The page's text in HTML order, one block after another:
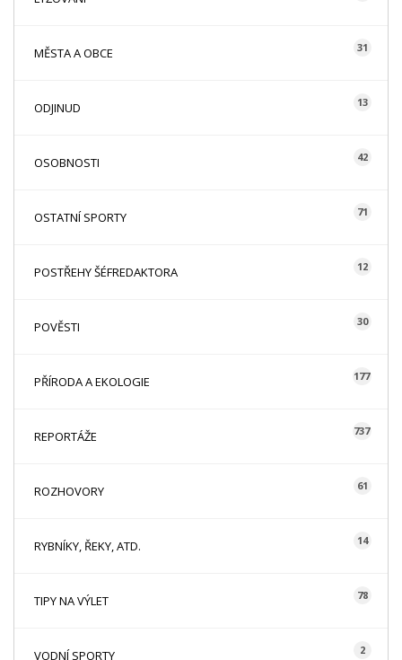
MĚSTA A OBCE 31
ODJINUD 13
OSOBNOSTI 42
OSTATNÍ SPORTY 71
POSTŘEHY ŠÉFREDAKTORA 12
POVĚSTI 30
PŘÍRODA A EKOLOGIE 177
REPORTÁŽE 737
ROZHOVORY 61
RYBNÍKY, ŘEKY, ATD. 14
TIPY NA VÝLET 78
VODNÍ SPORTY 2